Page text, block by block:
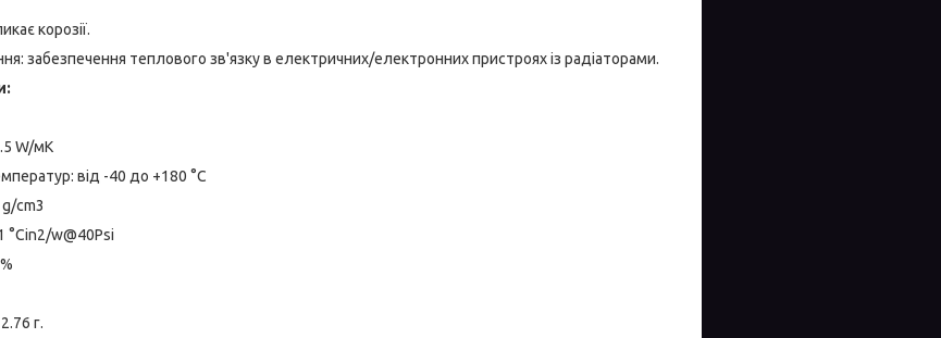
корозії.
забезпечення теплового зв'язку в електричних/електронних пристроях із радіаторами.
W/мК
від -40 до +180 °C
cm3
°Cin2/w@40Psi
г.